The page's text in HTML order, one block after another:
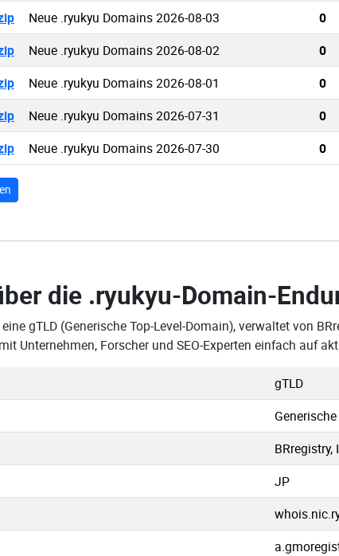
Neue .ryukyu Domains 2026-08-03 0
Neue .ryukyu Domains 2026-08-02 0
Neue .ryukyu Domains 2026-08-01 0
Neue .ryukyu Domains 2026-07-31 0
Neue .ryukyu Domains 2026-07-30 0
die .ryukyu-Domain-
gTLD (Generische Top-Level-Domain), verwaltet von
Unternehmen, Forscher und SEO-Experten einfach auf
gTLD
BRregistry,
JP